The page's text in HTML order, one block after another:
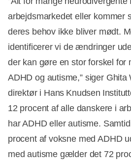
arbejdsmarkedet eller kommer
deres behov ikke bliver mødt.
identificerer vi de ændringer
der kan gøre en stor forskel for
ADHD og autisme,” siger Ghita
direktør i Hans Knudsen
12 procent af alle danskere i
har ADHD eller autisme.
procent af voksne med ADHD
med autisme gælder det 72